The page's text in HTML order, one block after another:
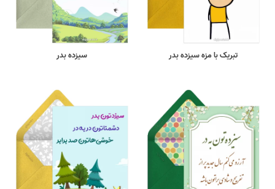
تبریک با مزه سیزده بدر سیزده بدر